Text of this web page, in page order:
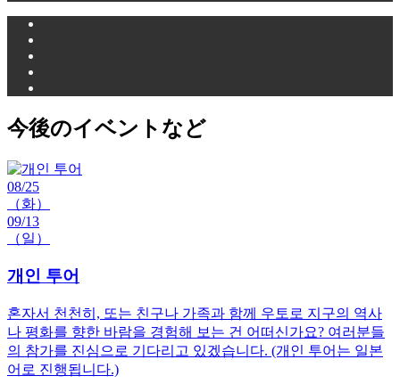
今後のイベントなど
08/25
（화）
09/13
（일）
개인 투어
혼자서 천천히, 또는 친구나 가족과 함께 우토로 지구의 역사
나 평화를 향한 바람을 경험해 보는 건 어떠신가요? 여러분들
의 참가를 진심으로 기다리고 있겠습니다. (개인 투어는 일본
어로 진행됩니다.)